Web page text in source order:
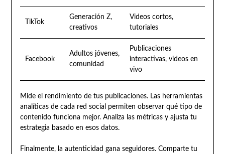
TikTok
Generación Z,
creativos
Videos cortos,
tutoriales
Facebook
Adultos jóvenes,
comunidad
Publicaciones
interactivas, videos en
vivo
Mide el rendimiento de tus publicaciones. Las herramientas
analíticas de cada red social permiten observar qué tipo de
contenido funciona mejor. Analiza las métricas y ajusta tu
estrategia basado en esos datos.
Finalmente, la autenticidad gana seguidores. Comparte tu